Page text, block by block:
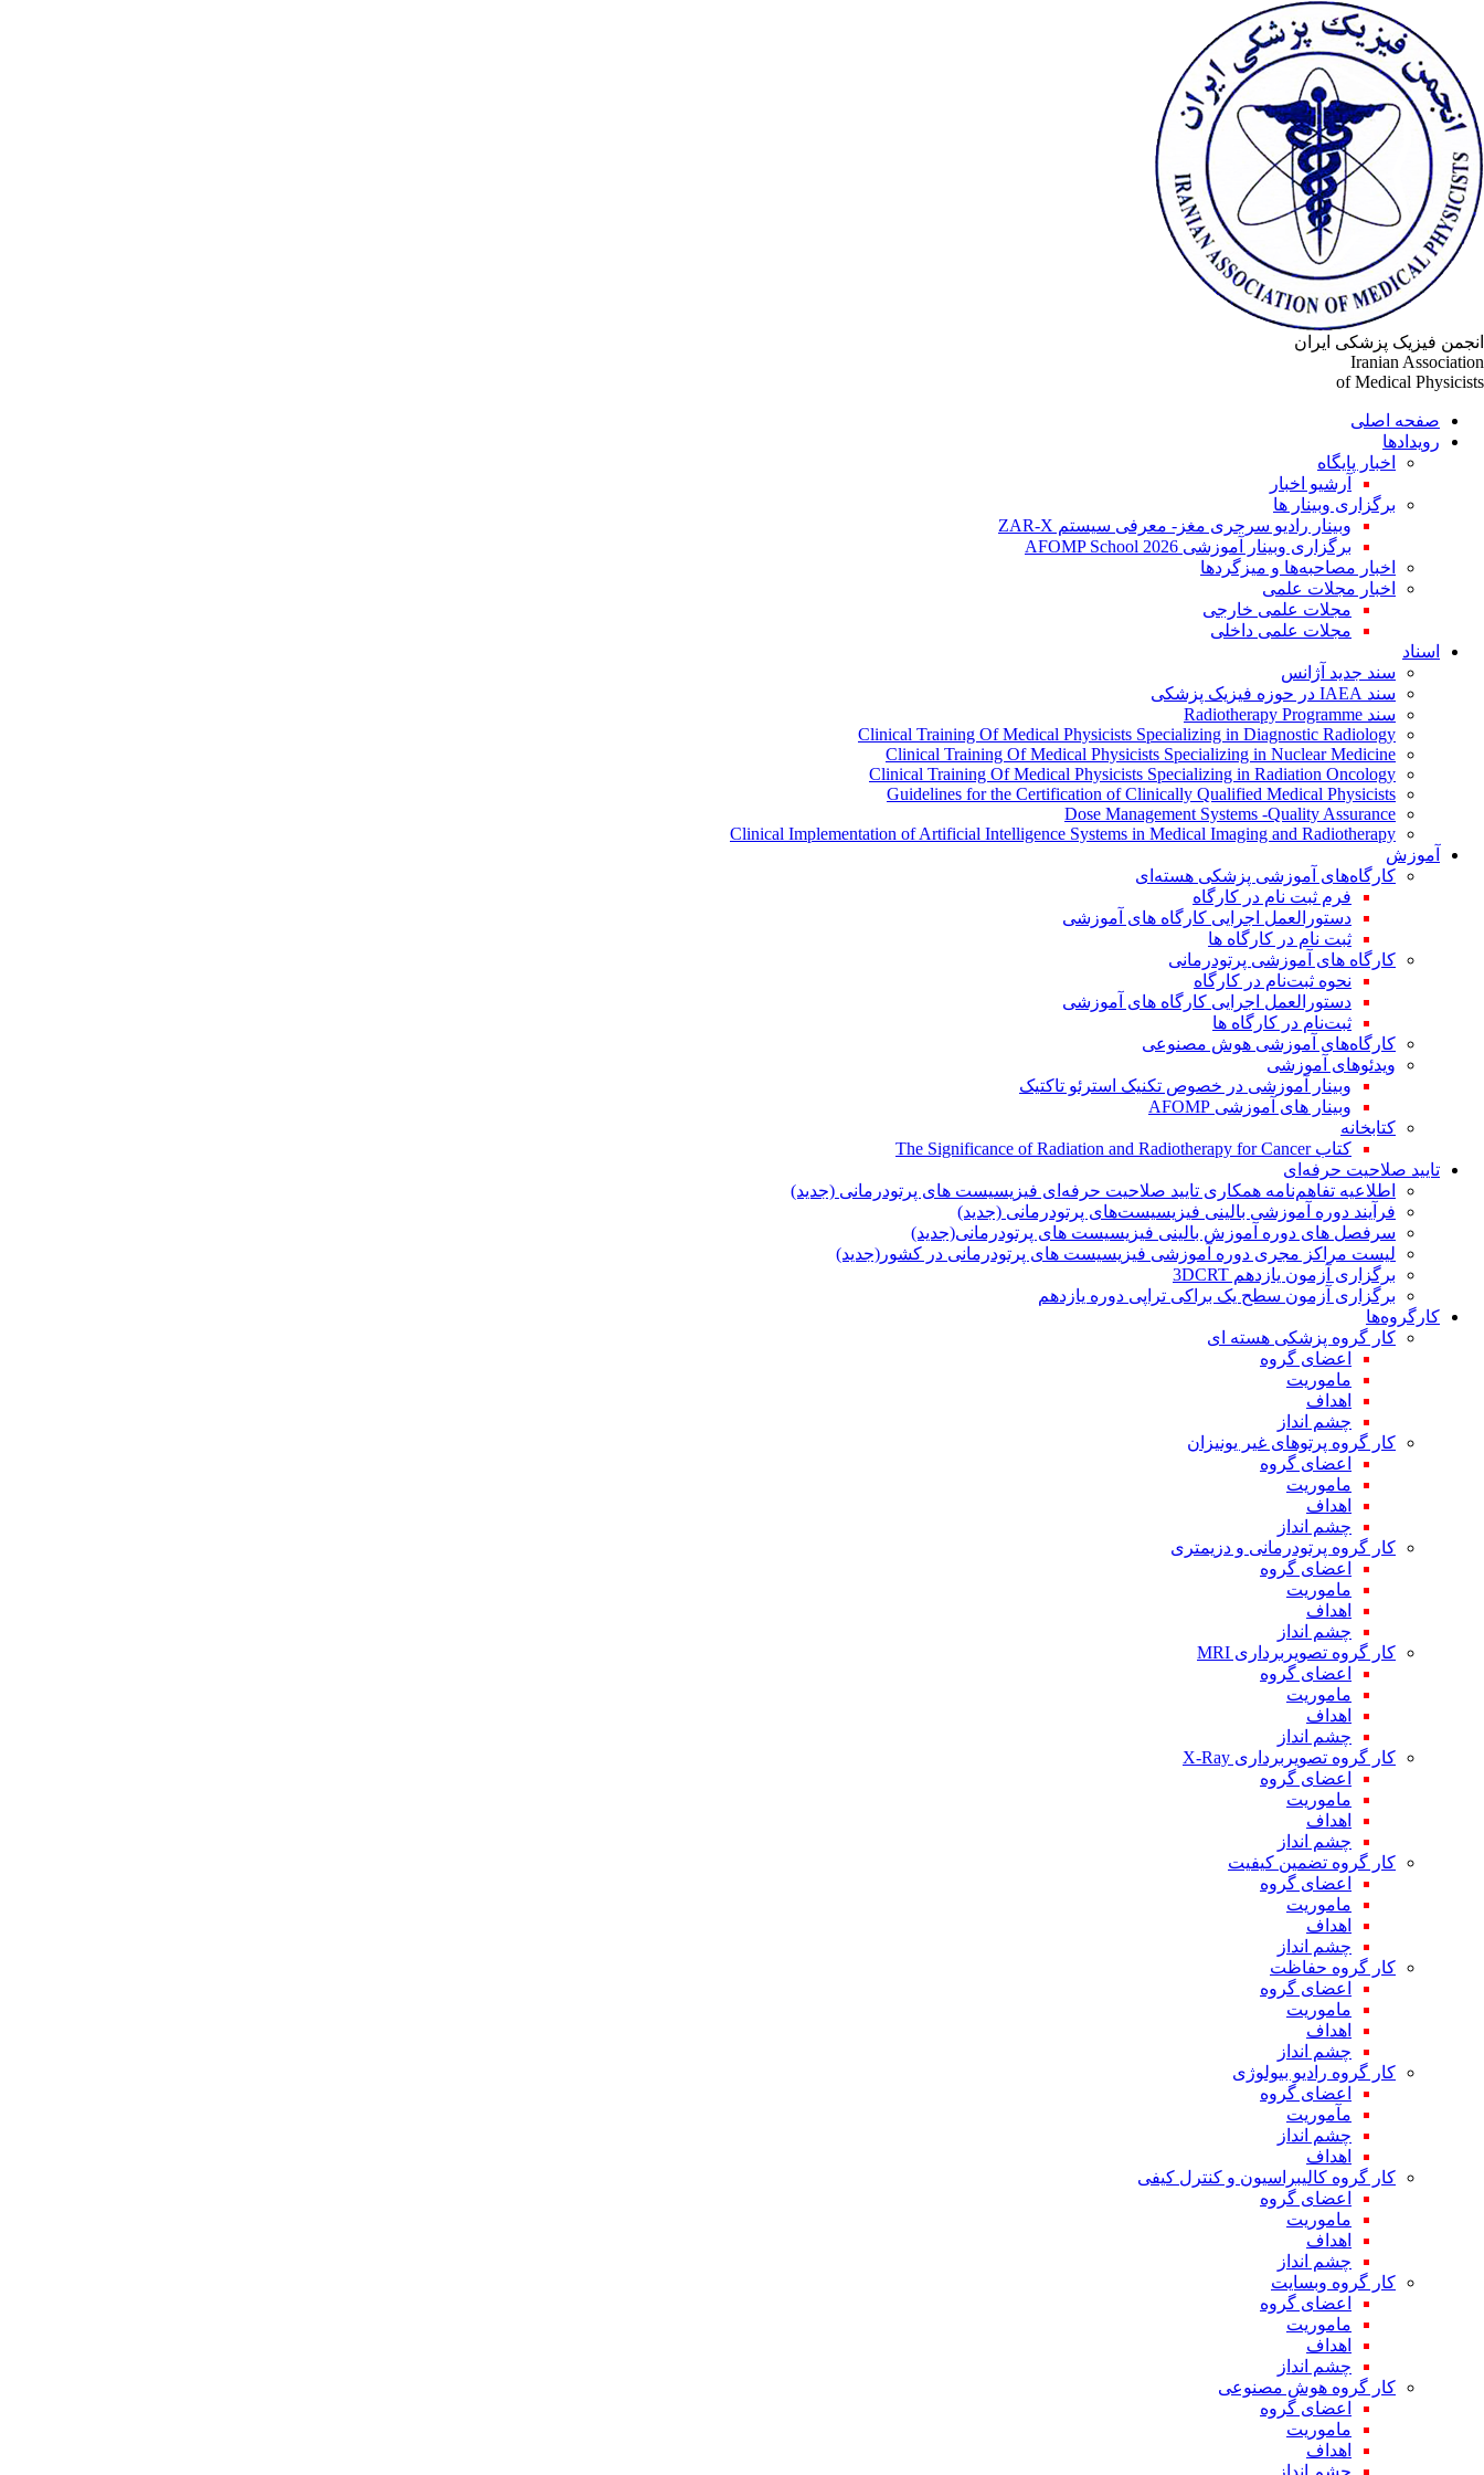
انجمن فیزیک پزشکی ایران
Iranian Association
of Medical Physicists
صفحه اصلی
رویدادها
اخبار پایگاه
آرشیو اخبار
برگزاری وبینار ها
وبینار رادیو سرجری مغز- معرفی سیستم ZAR-X
برگزاری وبینار آموزشی AFOMP School 2026
اخبار مصاحبه‌ها و میزگردها
اخبار مجلات علمی
مجلات علمی خارجی
مجلات علمی داخلی
اسناد
سند جدید آژانس
سند IAEA در حوزه فیزیک پزشکی
سند Radiotherapy Programme
Clinical Training Of Medical Physicists Specializing in Diagnostic Radiology
Clinical Training Of Medical Physicists Specializing in Nuclear Medicine
Clinical Training Of Medical Physicists Specializing in Radiation Oncology
Guidelines for the Certification of Clinically Qualified Medical Physicists
Dose Management Systems -Quality Assurance
Clinical Implementation of Artificial Intelligence Systems in Medical Imaging and Radiotherapy
آموزش
کارگاه‌های آموزشی پزشکی هسته‌ای
فرم ثبت نام در کارگاه
دستورالعمل اجرایی کارگاه های آموزشی
ثبت نام در کارگاه ها
کارگاه های آموزشی پرتودرمانی
نحوه ثبت‌نام در کارگاه
دستورالعمل اجرایی کارگاه های آموزشی
ثبت‌نام در کارگاه ها
کارگاه‌های آموزشی هوش مصنوعی
ویدئوهای آموزشی
وبینار آموزشی در خصوص تکنیک استرئو تاکتیک
وبینار های آموزشی AFOMP
کتابخانه
کتاب The Significance of Radiation and Radiotherapy for Cancer
تایید صلاحیت حرفه‌ای
اطلاعیه تفاهم‌نامه همکاری تایید صلاحیت حرفه‌ای فیزیسیست های پرتودرمانی (جدید)
فرآیند دوره آموزشی بالینی فیزیسیست‌های پرتودرمانی (جدید)
سرفصل های دوره آموزش بالینی فیزیسیست های پرتودرمانی(جدید)
لیست مراکز مجری دوره آموزشی فیزیسیست های پرتودرمانی در کشور(جدید)
برگزاری آزمون یازدهم 3DCRT
برگزاری آزمون سطح یک براکی تراپی دوره یازدهم
کارگروه‌ها
کار گروه پزشکی هسته ای
اعضای گروه
ماموریت
اهداف
چشم انداز
کار گروه پرتوهای غیر یونیزان
اعضای گروه
ماموریت
اهداف
چشم انداز
کار گروه پرتودرمانی و دزیمتری
اعضای گروه
ماموریت
اهداف
چشم انداز
کار گروه تصویربرداری MRI
اعضای گروه
ماموریت
اهداف
چشم انداز
کار گروه تصویربرداری X-Ray
اعضای گروه
ماموریت
اهداف
چشم انداز
کار گروه تضمین کیفیت
اعضای گروه
ماموریت
اهداف
چشم انداز
کار گروه حفاظت
اعضای گروه
ماموریت
اهداف
چشم انداز
کار گروه رادیو بیولوژی
اعضای گروه
مآموریت
چشم انداز
اهداف
کار گروه کالیبراسیون و کنترل کیفی
اعضای گروه
ماموریت
اهداف
چشم انداز
کار گروه وبسایت
اعضای گروه
ماموریت
اهداف
چشم انداز
کار گروه هوش مصنوعی
اعضای گروه
ماموریت
اهداف
چشم انداز